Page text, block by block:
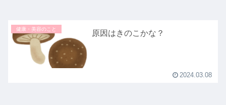
健康・美容のこと 原因はきのこかな？
2024.03.08